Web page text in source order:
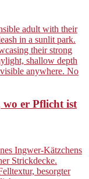
wo er Pflicht ist